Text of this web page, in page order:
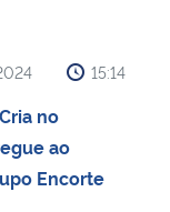
15:14
no
ao
Encorte